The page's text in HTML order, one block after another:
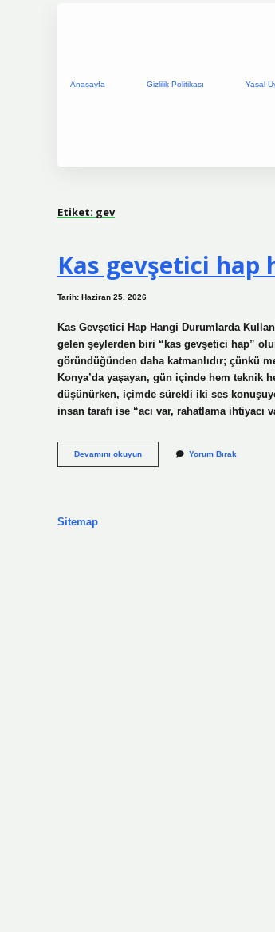
Anasayfa Gizlilik Politikası Yasal
Etiket: gev
Kas gevşetici hap
Tarih: Haziran 25, 2026
Kas Gevşetici Hap Hangi Durumlarda
gelen şeylerden biri “kas gevşetici hap”
göründüğünden daha katmanlıdır; çünkü
Konya’da yaşayan, gün içinde hem teknik
düşünürken, içimde sürekli iki ses
insan tarafı ise “acı var, rahatlama
Devamını okuyunKas
gevşetici
Yorum Bırak
Sitemap